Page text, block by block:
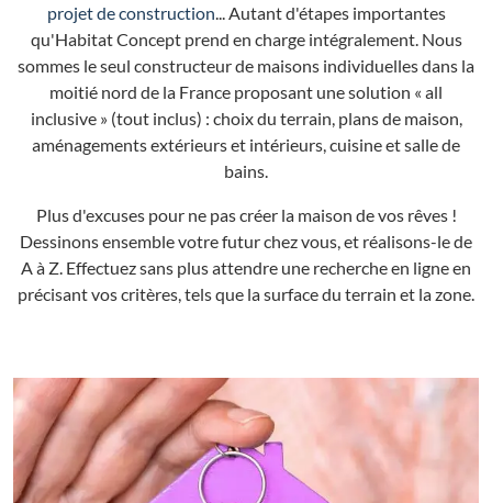
projet de construction... Autant d'étapes importantes
qu'Habitat Concept prend en charge intégralement. Nous
sommes le seul constructeur de maisons individuelles dans la
moitié nord de la France proposant une solution « all
inclusive » (tout inclus) : choix du terrain, plans de maison,
aménagements extérieurs et intérieurs, cuisine et salle de
bains.
Plus d'excuses pour ne pas créer la maison de vos rêves !
Dessinons ensemble votre futur chez vous, et réalisons-le de
A à Z. Effectuez sans plus attendre une recherche en ligne en
précisant vos critères, tels que la surface du terrain et la zone.